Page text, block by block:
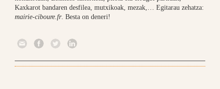
Kaxkarot bandaren desfilea, mutxikoak, mezak,… Egitarau zehatza:
mairie-ciboure.fr. Besta on deneri!